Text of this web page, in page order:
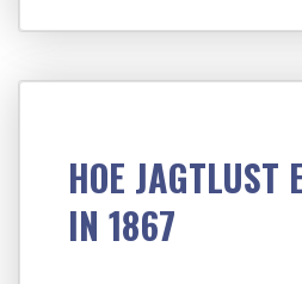
HOE JAGTLUST
IN 1867